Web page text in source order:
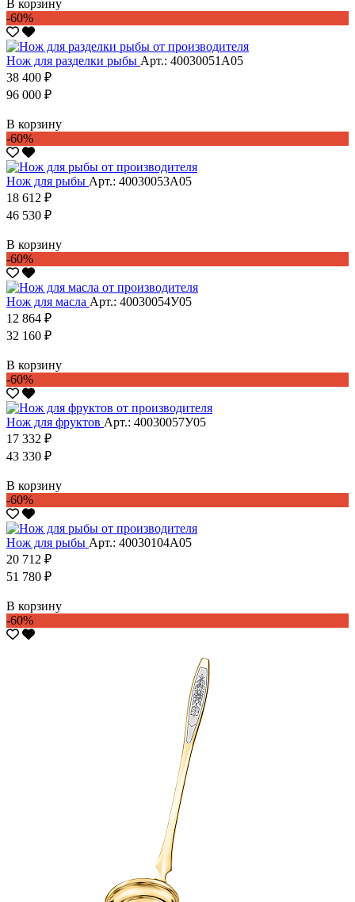
В корзину
-60%
Нож для разделки рыбы Арт.: 40030051А05
38 400 ₽
96 000 ₽
В корзину
-60%
Нож для рыбы Арт.: 40030053А05
18 612 ₽
46 530 ₽
В корзину
-60%
Нож для масла Арт.: 40030054У05
12 864 ₽
32 160 ₽
В корзину
-60%
Нож для фруктов Арт.: 40030057У05
17 332 ₽
43 330 ₽
В корзину
-60%
Нож для рыбы Арт.: 40030104А05
20 712 ₽
51 780 ₽
В корзину
-60%